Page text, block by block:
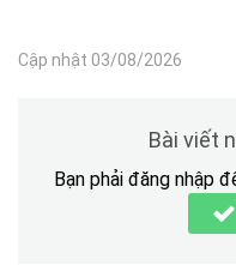
Cập nhật 03/08/2026
Bài viết
Bạn phải đăng nhập